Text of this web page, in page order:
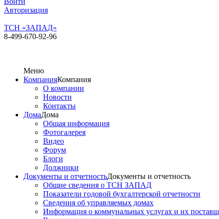
Авторизация
ТСН «ЗАПАД»
8-499-670-92-96
Меню
КомпанияКомпания
О компании
Новости
Контакты
ДомаДома
Общая информация
Фотогалерея
Видео
Форум
Блоги
Должники
Документы и отчетностьДокументы и отчетность
Общие сведения о ТСН ЗАПАД
Показатели годовой бухгалтерской отчетности
Сведения об управляемых домах
Информация о коммунальных услугах и их